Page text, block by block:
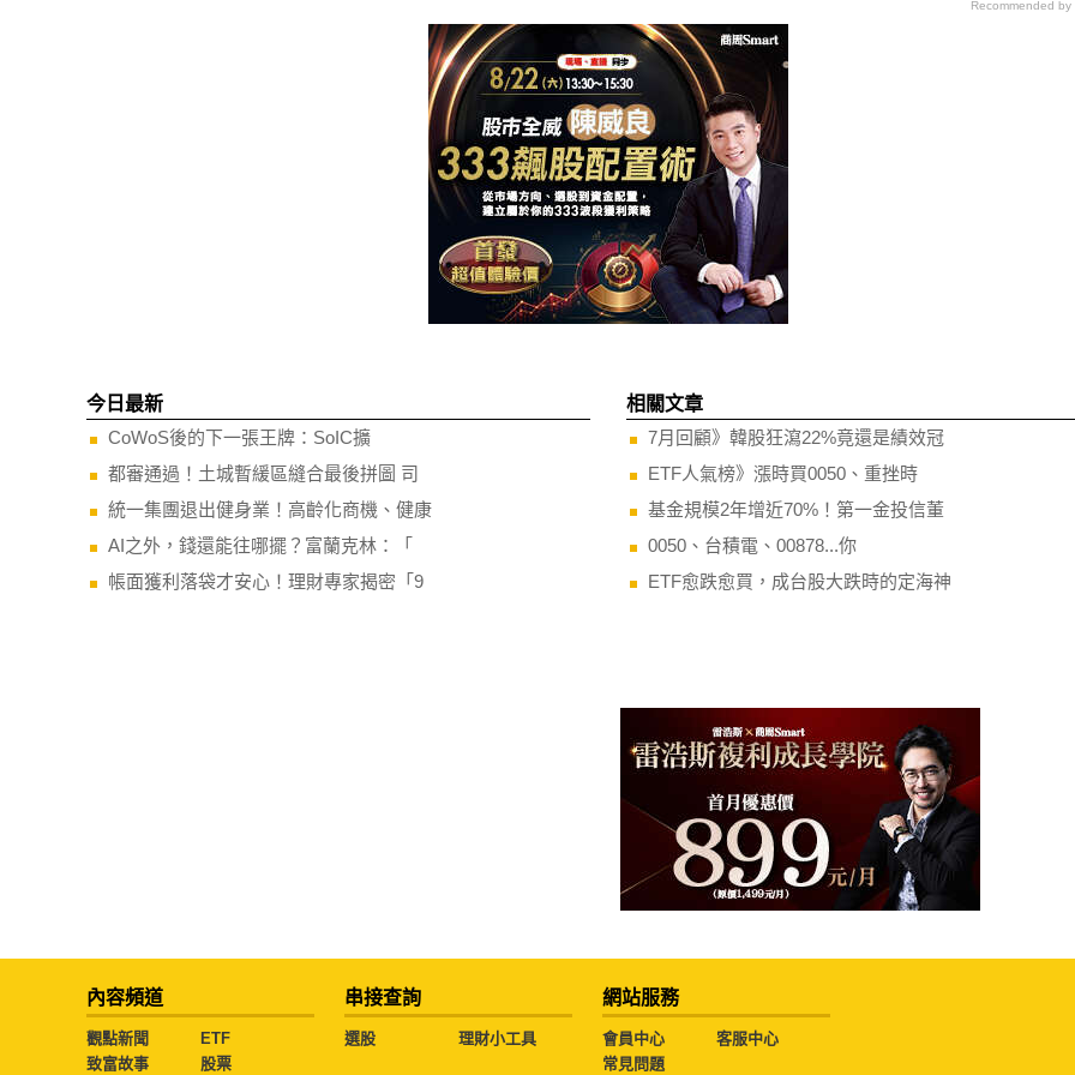
Recommended by
今日最新
CoWoS後的下一張王牌：SoIC擴
都審通過！土城暫緩區縫合最後拼圖 司
統一集團退出健身業！高齡化商機、健康
AI之外，錢還能往哪擺？富蘭克林：「
帳面獲利落袋才安心！理財專家揭密「9
相關文章
7月回顧》韓股狂瀉22%竟還是績效冠
ETF人氣榜》漲時買0050、重挫時
基金規模2年增近70%！第一金投信董
0050、台積電、00878...你
ETF愈跌愈買，成台股大跌時的定海神
內容頻道
觀點新聞
ETF
致富故事
股票
串接查詢
選股 理財小工具
網站服務
會員中心
客服中心
常見問題